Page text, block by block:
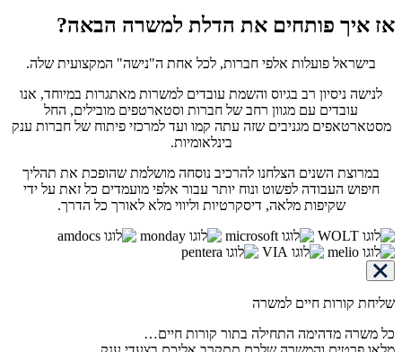
אז איך פותחים את הדלת למשרה הבאה?
בישראל פועלות אלפי חברות, לכל אחת ה"נישה" המקצועית שלה.
לנישה ניסיון רב בגיוס והשמת עובדים למשרות מאתגרות במיוחד, אנו
עובדים עם מגוון רחב של חברות וסטארטפים מובילים, החל
מסטארטאפים מגניבים שזה עתה קמו ועד למרכזי פיתוח של חברות ענק
בינלאומיות.
במרוצת השנים הצלחנו להרכיב נוסחה מושלמת שהופכת את תהליך
חיפוש העבודה לפשוט ונוח יותר עבור אלפי מועמדים כל זאת על ידי
שקיפות מלאה, דיסקרטיות וליווי מלא לאורך כל הדרך.
שליחת קורות חיים למשרה
כל משרה מדהימה התחילה בתור קורות חיים…